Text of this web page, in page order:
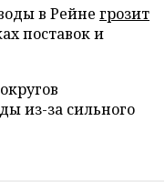
в Рейне грозит
поставок и
из-за сильного